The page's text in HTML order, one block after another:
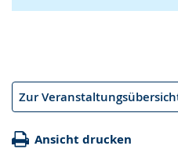
Zur
Ansicht drucken